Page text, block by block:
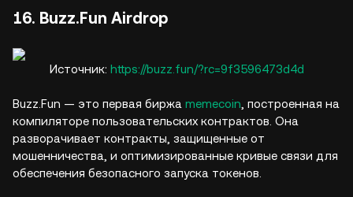
16. Buzz.Fun Airdrop
Источник: https://buzz.fun/?rc=9f3596473d4d
Buzz.Fun — это первая биржа memecoin , построенная на
компиляторе пользовательских контрактов. Она
разворачивает контракты, защищенные от
мошенничества, и оптимизированные кривые связи для
обеспечения безопасного запуска токенов.